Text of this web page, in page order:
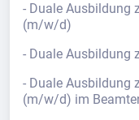
- Duale Ausbildung
(m/w/d)
- Duale Ausbildung
- Duale Ausbildung
(m/w/d) im